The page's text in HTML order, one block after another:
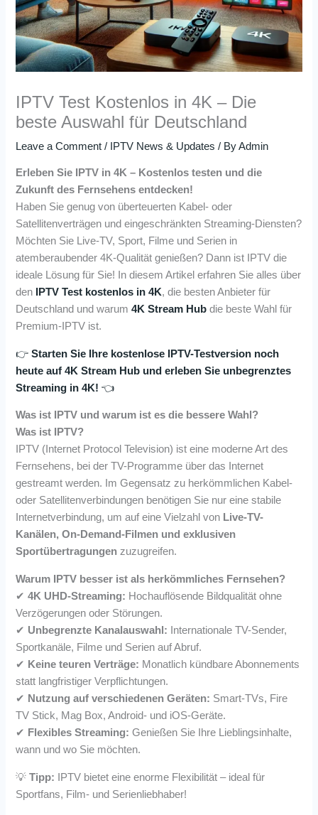
IPTV Test Kostenlos in 4K – Die
beste Auswahl für Deutschland
Leave a Comment / IPTV News & Updates / ByAdmin
Erleben Sie IPTV in 4K – Kostenlos testen und die
Zukunft des Fernsehens entdecken!
Haben Sie genug von überteuerten Kabel- oder
Satellitenverträgen und eingeschränkten Streaming-Diensten?
Möchten Sie Live-TV, Sport, Filme und Serien in
atemberaubender 4K-Qualität genießen? Dann ist IPTV die
ideale Lösung für Sie! In diesem Artikel erfahren Sie alles über
den
IPTV Test kostenlos in 4K, die besten Anbieter für
Deutschland und warum4K Stream Hub die beste Wahl für
Premium-IPTV ist.
👉Starten Sie Ihre kostenlose IPTV-Testversion noch
heute auf 4K Stream Hub und erleben Sie unbegrenztes
Streaming in 4K! 👈
Was ist IPTV und warum ist es die bessere Wahl?
Was ist IPTV?
IPTV (Internet Protocol Television) ist eine moderne Art des
Fernsehens, bei der TV-Programme über das Internet
gestreamt werden. Im Gegensatz zu herkömmlichen Kabel-
oder Satellitenverbindungen benötigen Sie nur eine stabile
Internetverbindung, um auf eine Vielzahl von Live-TV-
Kanälen, On-Demand-Filmen und exklusiven
Sportübertragungen zuzugreifen.
Warum IPTV besser ist als herkömmliches Fernsehen?
✔4K UHD-Streaming: Hochauflösende Bildqualität ohne
Verzögerungen oder Störungen.
✔ Unbegrenzte Kanalauswahl: Internationale TV-Sender,
Sportkanäle, Filme und Serien auf Abruf.
✔ Keine teuren Verträge: Monatlich kündbare Abonnements
statt langfristiger Verpflichtungen.
✔ Nutzung auf verschiedenen Geräten: Smart-TVs, Fire
TV Stick, Mag Box, Android- und iOS-Geräte.
✔ Flexibles Streaming: Genießen Sie Ihre Lieblingsinhalte,
wann und wo Sie möchten.
💡Tipp: IPTV bietet eine enorme Flexibilität – ideal für
Sportfans, Film- und Serienliebhaber!